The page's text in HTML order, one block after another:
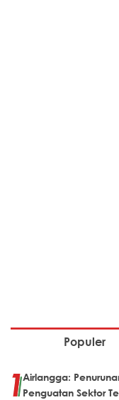
Populer
Airlangga:
Penguatan Sektor